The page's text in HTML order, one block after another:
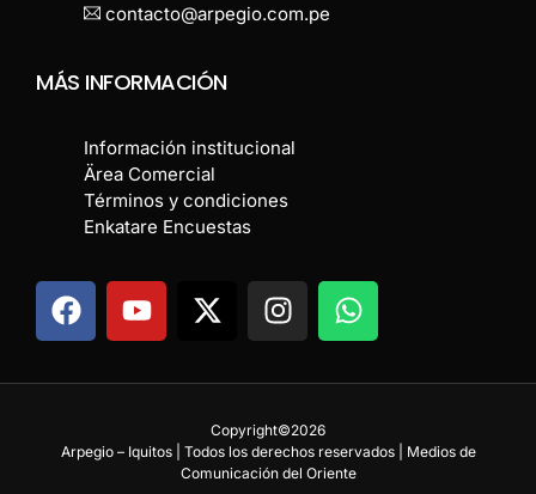
contacto@arpegio.com.pe
MÁS INFORMACIÓN
Información institucional
Ärea Comercial
Términos y condiciones
Enkatare Encuestas
Copyright©2026
Arpegio – Iquitos | Todos los derechos reservados | Medios de
Comunicación del Oriente